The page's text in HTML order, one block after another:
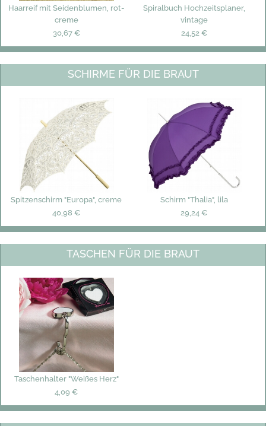
Haarreif mit Seidenblumen, rot-
creme
30,67 €
Spiralbuch Hochzeitsplaner,
vintage
24,52 €
SCHIRME FÜR DIE BRAUT
Spitzenschirm "Europa", creme
40,98 €
Schirm "Thalia", lila
29,24 €
TASCHEN FÜR DIE BRAUT
Taschenhalter "Weißes Herz"
4,09 €